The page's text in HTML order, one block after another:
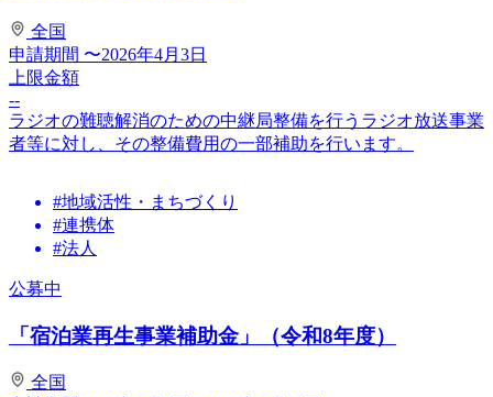
全国
申請期間 〜2026年4月3日
上限金額
--
ラジオの難聴解消のための中継局整備を行うラジオ放送事業
者等に対し、その整備費用の一部補助を行います。
#地域活性・まちづくり
#連携体
#法人
公募中
「宿泊業再生事業補助金」（令和8年度）
全国